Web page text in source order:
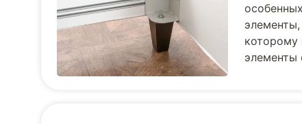
которому
элементы